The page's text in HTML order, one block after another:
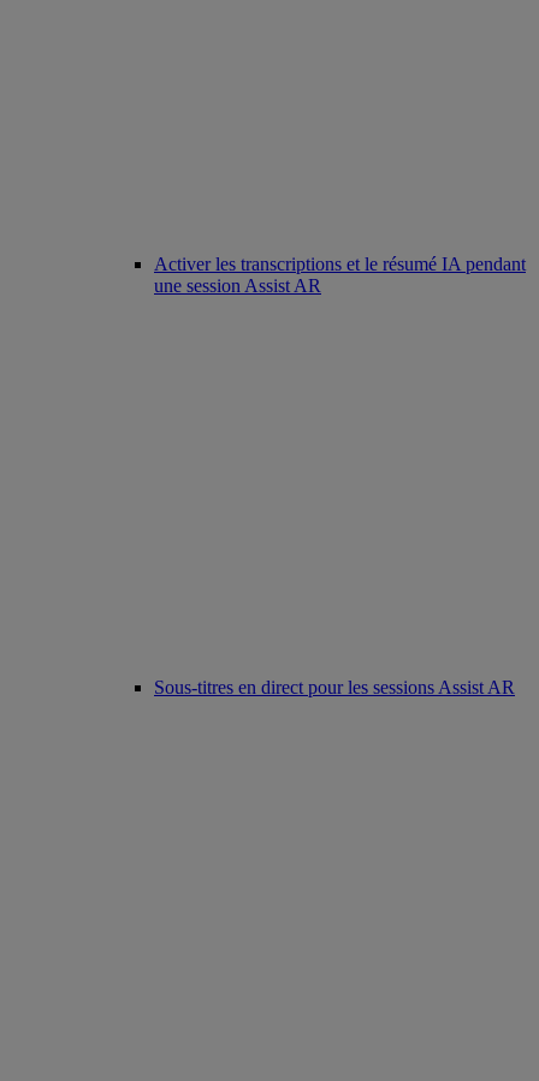
Activer les transcriptions et le résumé IA pendant
une session Assist AR
Sous-titres en direct pour les sessions Assist AR